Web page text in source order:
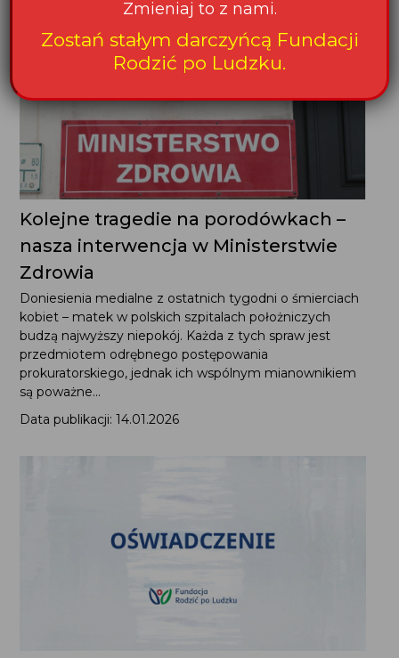
Kolejne tragedie na porodówkach –
nasza interwencja w Ministerstwie
Zdrowia
Doniesienia medialne z ostatnich tygodni o śmierciach
kobiet – matek w polskich szpitalach położniczych
budzą najwyższy niepokój. Każda z tych spraw jest
przedmiotem odrębnego postępowania
prokuratorskiego, jednak ich wspólnym mianownikiem
są poważne...
Data publikacji: 14.01.2026
Zmieniaj to z nami.
Zostań stałym darczyńcą Fundacji
Rodzić po Ludzku.